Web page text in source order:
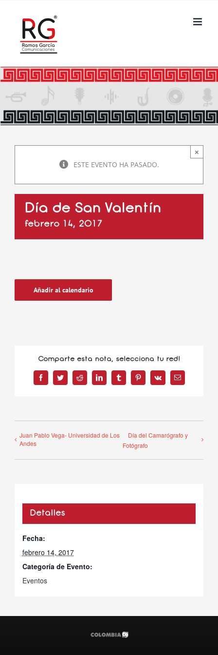
contenido
ESTE EVENTO HA PASADO.
×
Día de San Valentín
febrero 14, 2017
Añadir al calendario
Comparte esta nota, selecciona tu red!
FacebookTwitterReddit LinkedInTumblrPinterest
Vk
Correo
electrónico
Juan Pablo Vega- Universidad de Los
Andes
Día del Camarógrafo y
Fotógrafo
Detalles
Fecha:
febrero 14, 2017
Categoría de Evento:
Eventos